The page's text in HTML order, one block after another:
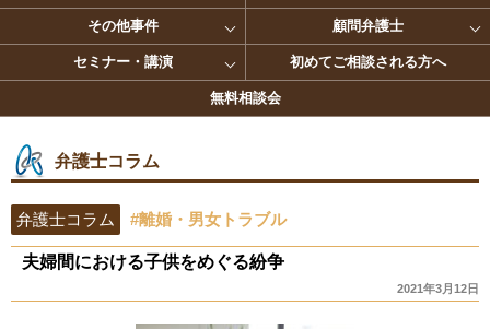
その他事件 顧問弁護士
セミナー・講演 初めてご相談される方へ
無料相談会
弁護士コラム
弁護士コラム #離婚・男女トラブル
夫婦間における子供をめぐる紛争
2021年3月12日